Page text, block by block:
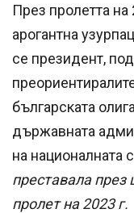
През пролетта
арогантна
се президент,
българската
държавната
на националната
преставала през
пролет на 2023 г.